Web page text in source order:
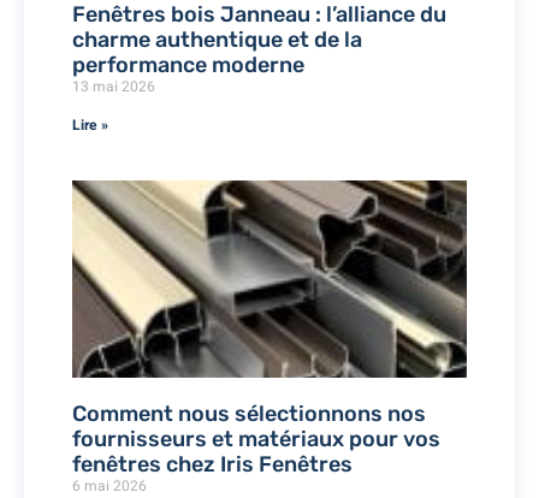
Fenêtres bois Janneau : l’alliance du
charme authentique et de la
performance moderne
13 mai 2026
Lire »
Comment nous sélectionnons nos
fournisseurs et matériaux pour vos
fenêtres chez Iris Fenêtres
6 mai 2026